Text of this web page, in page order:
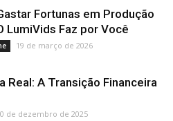
Fortunas em Produção
LumiVids Faz por Você
19 de março de 2026
Real: A Transição Financeira
de dezembro de 2025